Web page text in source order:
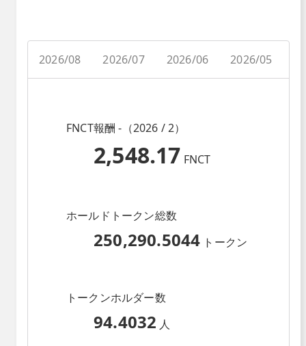
2026/08 2026/07 2026/06 2026/05
FNCT報酬 -（2026 / 2）
2,548.17 FNCT
ホールドトークン総数
250,290.5044 トークン
トークンホルダー数
94.4032 人